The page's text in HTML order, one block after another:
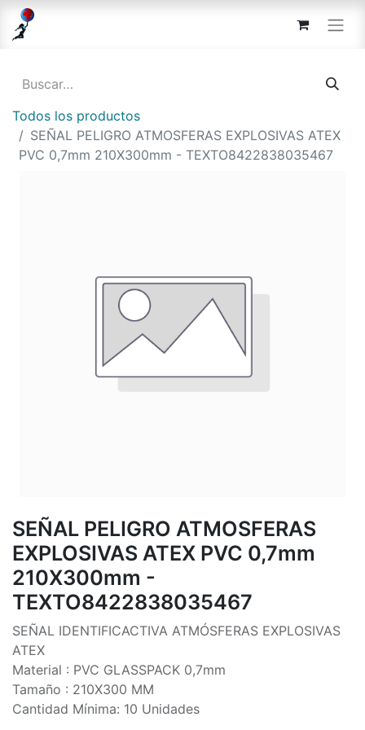
Todos los productos
SEÑAL PELIGRO ATMOSFERAS EXPLOSIVAS ATEX
PVC 0,7mm 210X300mm - TEXTO8422838035467
SEÑAL PELIGRO ATMOSFERAS
EXPLOSIVAS ATEX PVC 0,7mm
210X300mm -
TEXTO8422838035467
SEÑAL IDENTIFICACTIVA ATMÓSFERAS EXPLOSIVAS
ATEX
Material : PVC GLASSPACK 0,7mm
Tamaño : 210X300 MM
Cantidad Mínima: 10 Unidades